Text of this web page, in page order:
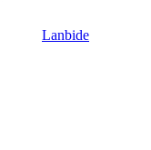
Lanbide